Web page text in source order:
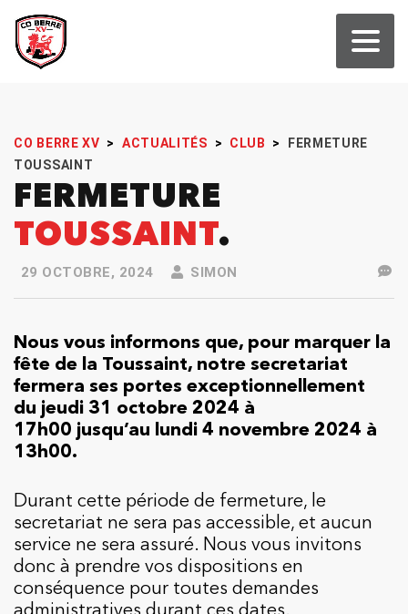
CO BERRE XV > ACTUALITÉS > CLUB >
FERMETURE
TOUSSAINT
FERMETURE
TOUSSAINT
29 OCTOBRE, 2024 SIMON
Nous vous informons que, pour marquer la
fête de la Toussaint, notre secretariat
fermera ses portes exceptionnellement
du jeudi 31 octobre 2024 à
17h00 jusqu’au lundi 4 novembre 2024 à
13h00.
Durant cette période de fermeture, le
secretariat ne sera pas accessible, et aucun
service ne sera assuré. Nous vous invitons
donc à prendre vos dispositions en
conséquence pour toutes demandes